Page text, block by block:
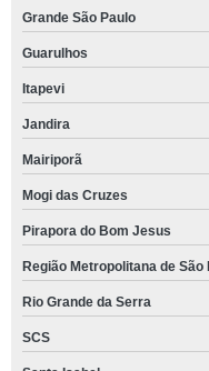
Grande São Paulo
Guarulhos
Itapevi
Jandira
Mairiporã
Mogi das Cruzes
Pirapora do Bom Jesus
Região Metropolitana de São
Rio Grande da Serra
SCS